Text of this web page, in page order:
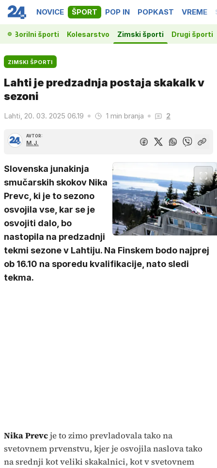
NOVICE ŠPORT POP IN POPKAST VREME
Borilni športi Kolesarstvo Zimski športi Drugi športi
ZIMSKI ŠPORTI
Lahti je predzadnja postaja skakalk v
sezoni
Lahti, 20. 03. 2025 06.19 1 min branja 2
AVTOR:
M.J.
Slovenska junakinja
smučarskih skokov Nika
Prevc, ki je to sezono
osvojila vse, kar se je
osvojiti dalo, bo
nastopila na predzadnji
tekmi sezone v Lahtiju. Na Finskem bodo najprej
ob 16.10 na sporedu kvalifikacije, nato sledi
tekma.
Nika Prevcje to zimo prevladovala tako na
svetovnem prvenstvu, kjer je osvojila naslova tako
na srednji kot veliki skakalnici, kot v svetovnem